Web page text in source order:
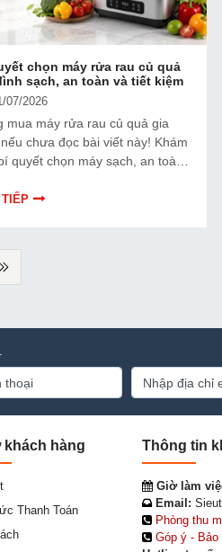
chọn máy rửa rau củ quả
sạch, an toàn và tiết kiệm
07/2026
mua máy rửa rau củ quả gia
chưa đọc bài viết này! Khám
quyết chọn máy sạch, an toàn,
sử dụng để đầu tư hiệu quả,
khách hàng
Thanh Toán
Thông tin
Giờ làm
Email:
Phòng thu
Góp ý - Bảo